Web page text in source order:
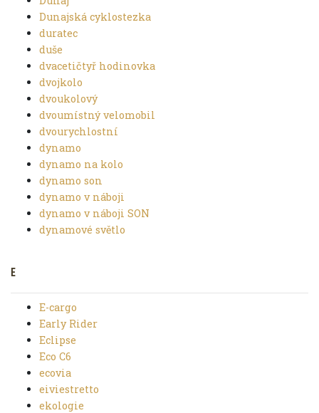
Dunajská cyklostezka
duratec
duše
dvacetičtyř hodinovka
dvojkolo
dvoukolový
dvoumístný velomobil
dvourychlostní
dynamo
dynamo na kolo
dynamo son
dynamo v náboji
dynamo v náboji SON
dynamové světlo
E
E-cargo
Early Rider
Eclipse
Eco C6
ecovia
eiviestretto
ekologie